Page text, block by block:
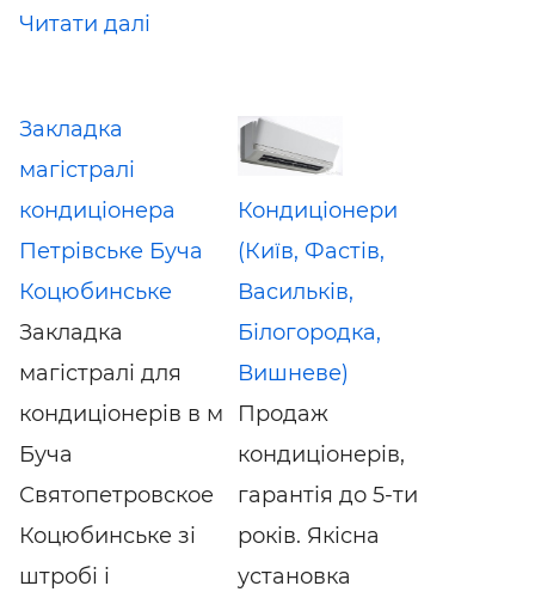
Читати далі
Закладка
магістралі
кондиціонера
Петрівське Буча
Коцюбинське
Закладка
магістралі для
кондиціонерів в м
Буча
Святопетровское
Коцюбинське зі
штробі і
Кондиціонери
(Київ, Фастів,
Васильків,
Білогородка,
Вишневе)
Продаж
кондиціонерів,
гарантія до 5-ти
років. Якісна
установка